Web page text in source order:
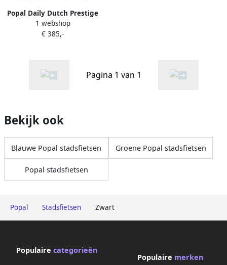
Popal Stadsfietsen Zwart
Popal Daily Dutch Prestige
N7 Transportfiets 28 inch
Dames Aluminium frame
1 webshop
€ 385,-
Pagina 1 van 1
Bekijk ook
Blauwe Popal stadsfietsen Groene Popal stadsfietsen
Popal stadsfietsen
Populaire categorieën
Populaire merken